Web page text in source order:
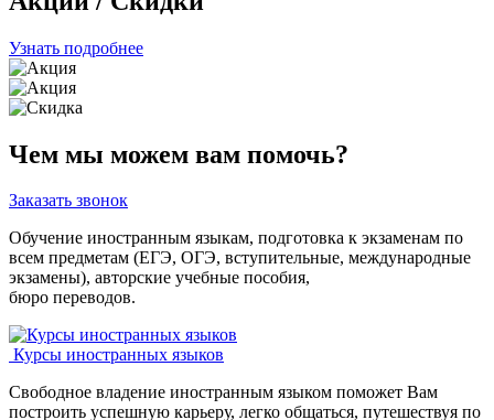
Узнать подробнее
Чем мы можем вам помочь?
Заказать звонок
Обучение иностранным языкам, подготовка к экзаменам по
всем предметам (ЕГЭ, ОГЭ, вступительные, международные
экзамены), авторские учебные пособия,
бюро переводов.
Курсы иностранных языков
Свободное владение иностранным языком поможет Вам
построить успешную карьеру, легко общаться, путешествуя по